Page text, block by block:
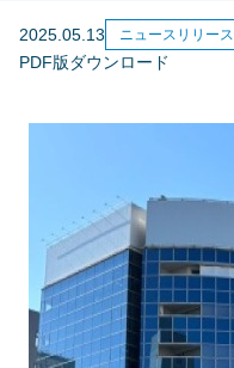
2025.05.13 ニュースリリース
PDF版ダウンロード